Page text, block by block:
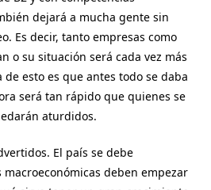
dejará a mucha gente sin
Es decir, tanto empresas como
o su situación será cada vez más
esto es que antes todo se daba
será tan rápido que quienes se
aturdidos.
El país se debe
deben empezar